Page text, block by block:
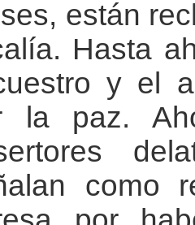
están
Hasta
y el
la paz.
como